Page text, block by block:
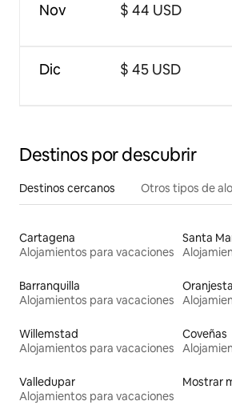
Nov
Dic
$ 44 USD
$ 45 USD
Destinos por descubrir
Destinos cercanos Otros tipos de
Cartagena
Alojamientos para vacaciones
Santa
Barranquilla
Alojamientos para vacaciones
Willemstad
Alojamientos para vacaciones
Coveñas
Valledupar
Alojamientos para vacaciones
Mostrar